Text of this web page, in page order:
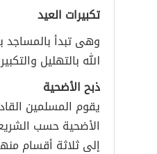
تكبيرات العيد
وهى تبدأ
الله بالتهليل
ذبح الأضحية
يقوم المسلمين
الأضحية حسب
إلى ثلاثة أقسام